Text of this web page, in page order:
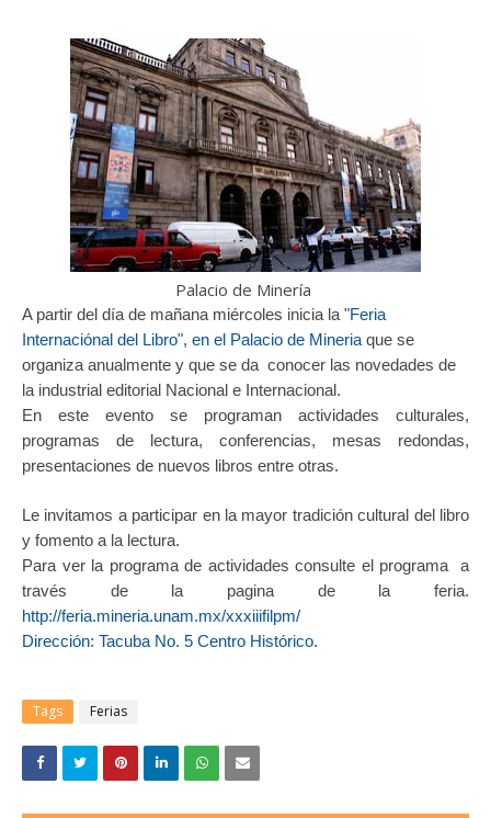
Palacio de Minería
A partir del día de mañana miércoles inicia la "Feria
Internaciónal del Libro", en el Palacio de Mineria que se
organiza anualmente y que se da conocer las novedades de
la industrial editorial Nacional e Internacional.
En este evento se programan actividades culturales,
programas de lectura, conferencias, mesas redondas,
presentaciones de nuevos libros entre otras.
Le invitamos a participar en la mayor tradición cultural del libro
y fomento a la lectura.
Para ver la programa de actividades consulte el programa a
través de la pagina de la feria.
http://feria.mineria.unam.mx/xxxiiifilpm/
Dirección: Tacuba No. 5 Centro Histórico.
Tags Ferias